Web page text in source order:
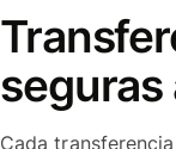
seguras
Cada